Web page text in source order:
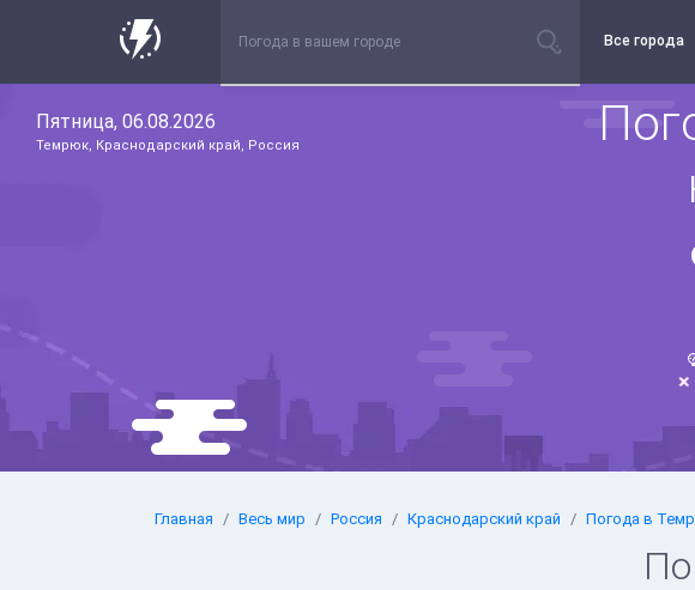
Все города
Пятница, 06.08.2026
Темрюк, Краснодарский край, Россия
Главная Весь мир Россия Краснодарский край Погода в